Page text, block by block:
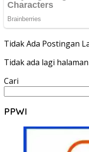
Tidak Ada Postingan
Tidak ada lagi
Cari
PPWI